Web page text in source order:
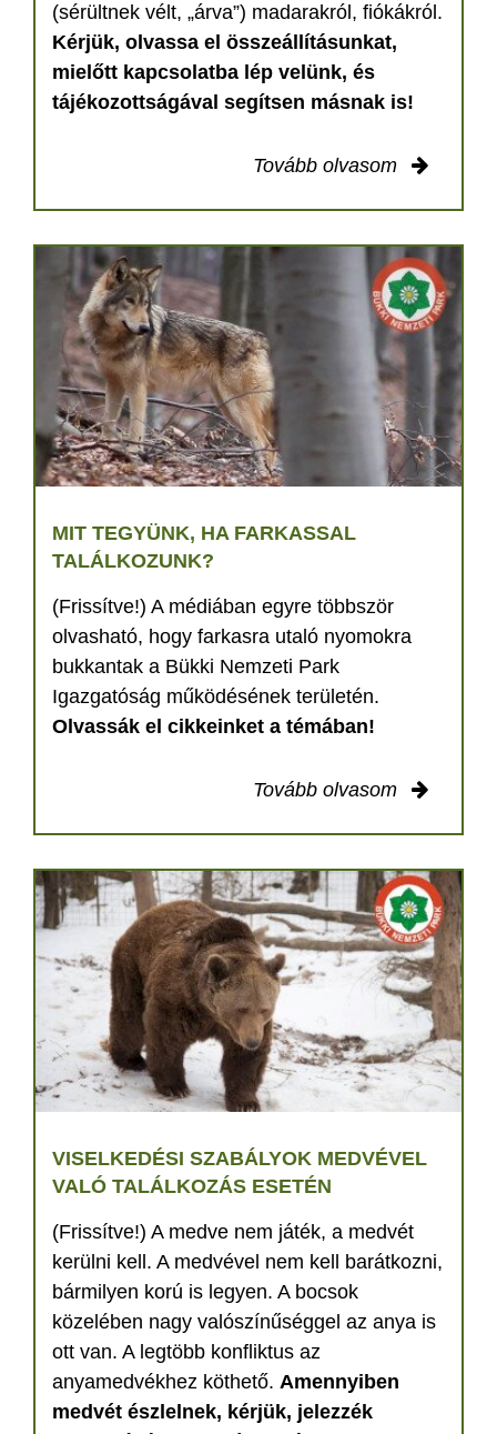
(sérültnek vélt, „árva”) madarakról, fiókákról.
Kérjük, olvassa el összeállításunkat,
mielőtt kapcsolatba lép velünk, és
tájékozottságával segítsen másnak is!
Tovább olvasom
MIT TEGYÜNK, HA FARKASSAL
TALÁLKOZUNK?
(Frissítve!) A médiában egyre többször
olvasható, hogy farkasra utaló nyomokra
bukkantak a Bükki Nemzeti Park
Igazgatóság működésének területén.
Olvassák el cikkeinket a témában!
Tovább olvasom
VISELKEDÉSI SZABÁLYOK MEDVÉVEL
VALÓ TALÁLKOZÁS ESETÉN
(Frissítve!) A medve nem játék, a medvét
kerülni kell. A medvével nem kell barátkozni,
bármilyen korú is legyen. A bocsok
közelében nagy valószínűséggel az anya is
ott van. A legtöbb konfliktus az
anyamedvékhez köthető. Amennyiben
medvét észlelnek, kérjük, jelezzék